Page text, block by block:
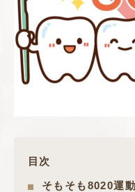
目次
そもそも8020運